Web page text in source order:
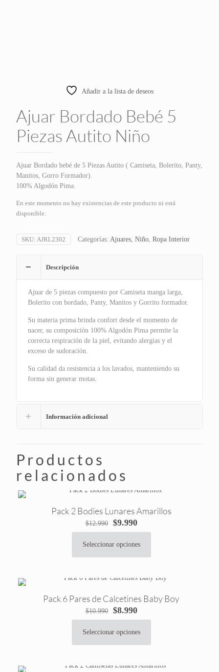
Añadir a la lista de deseos
Ajuar Bordado Bebé 5
Piezas Autito Niño
Ajuar Bordado bebé de 5 Piezas Autito ( Camiseta, Bolerito, Panty,
Manitos, Gorro Formador).
100% Algodón Pima.
En este momento no hay existencias de este producto ni está
disponible.
SKU: AJRL2302 Categorías: Ajuares, Niño, Ropa Interior
Descripción
Ajuar de 5 piezas compuesto por Camiseta manga larga,
Bolerito con bordado, Panty, Manitos y Gorrito formador.
Su materia prima brinda confort desde el momento de
nacer, su composición 100% Algodón Pima permite la
correcta respiración de la piel, evitando alergias y el
exceso de sudoración.
Su calidad da resistencia a los lavados, manteniendo su
forma sin generar motas.
Información adicional
Productos
relacionados
Pack 2 Bodies Lunares Amarillos
$12.990
El
precio
original
$9.990El
precio
actual
Seleccionar opciones
producto
múltiples
Las
opciones
se
pueden
Pack 6 Pares de Calcetines Baby Boy
$10.990
El
precio
original
$8.990El
precio
actual
Seleccionar opciones
producto
múltiples